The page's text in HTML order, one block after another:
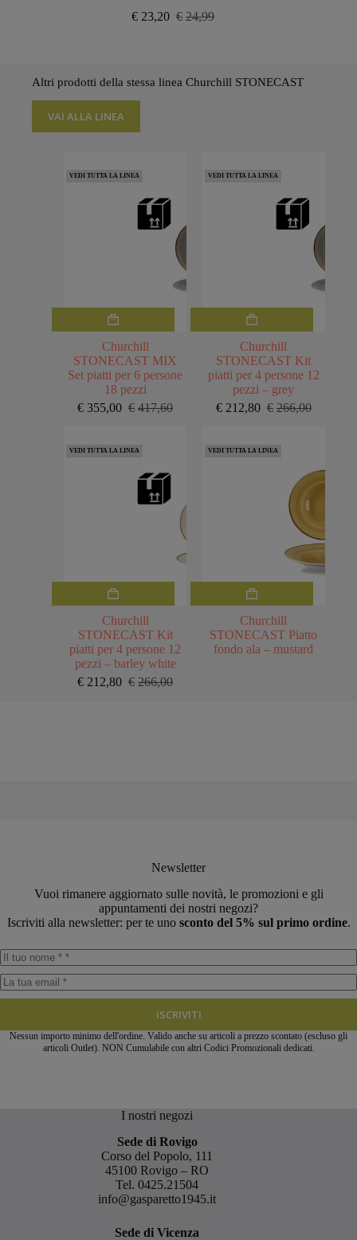
€ 24,99
Il
€24,99.
€ 23,20 Il
€23,20.
Altri prodotti della stessa linea Churchill STONECAST
VAI ALLA LINEA
VEDI TUTTA LA LINEA
Churchill
STONECAST MIX
Set piatti per 6 persone
18 pezzi
€ 417,60
Il
era:
€417,60.
€ 355,00 Il
è:
€355,00.
VEDI TUTTA LA LINEA
Churchill
STONECAST Kit
piatti per 4 persone 12
pezzi – grey
€ 266,00
Il
era:
€ 212,80 Il
è:
VEDI TUTTA LA LINEA
Churchill
STONECAST Kit
piatti per 4 persone 12
pezzi – barley white
€ 266,00
Il
€ 212,80 Il
VEDI TUTTA LA LINEA
varianti.
Churchill
STONECAST Piatto
fondo ala – mustard
Newsletter
Vuoi rimanere aggiornato sulle novità, le promozioni e gli
appuntamenti dei nostri negozi?
Iscriviti alla newsletter: per te uno sconto del 5% sul primo ordine.
ISCRIVITI
Nessun importo minimo dell'ordine. Valido anche su articoli a prezzo scontato (escluso gli
articoli Outlet). NON Cumulabile con altri Codici Promozionali dedicati.
I nostri negozi
Sede di Rovigo
Corso del Popolo, 111
45100 Rovigo – RO
Tel.0425.21504
info@gasparetto1945.it
Sede di Vicenza